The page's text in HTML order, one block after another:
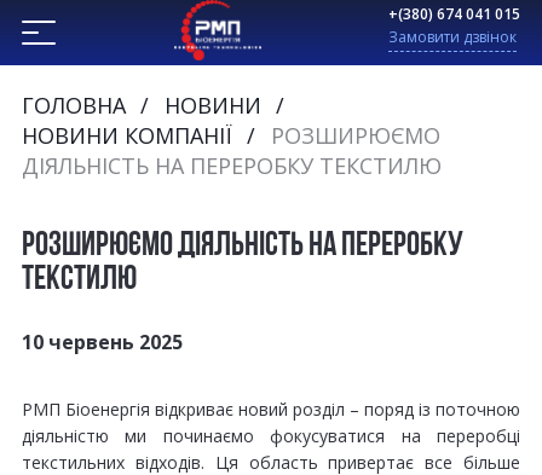
+(380) 674 041 015
Замовити дзвінок
ГОЛОВНА
НОВИНИ
НОВИНИ КОМПАНІЇ
РОЗШИРЮЄМО
ДІЯЛЬНІСТЬ НА ПЕРЕРОБКУ ТЕКСТИЛЮ
РОЗШИРЮЄМО ДІЯЛЬНІСТЬ НА ПЕРЕРОБКУ
ТЕКСТИЛЮ
10 червень 2025
РМП Біоенергія відкриває новий розділ – поряд із поточною
діяльністю ми починаємо фокусуватися на переробці
текстильних відходів. Ця область привертає все більше